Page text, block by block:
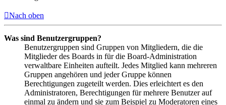
Nach oben
Was sind Benutzergruppen?
Benutzergruppen sind Gruppen von Mitgliedern, die die
Mitglieder des Boards in für die Board-Administration
verwaltbare Einheiten aufteilt. Jedes Mitglied kann mehreren
Gruppen angehören und jeder Gruppe können
Berechtigungen zugeteilt werden. Dies erleichtert es den
Administratoren, Berechtigungen für mehrere Benutzer auf
einmal zu ändern und sie zum Beispiel zu Moderatoren eines